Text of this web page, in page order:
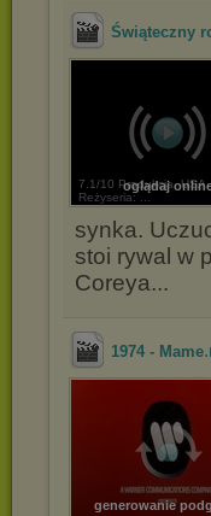
Świąteczny
oglądaj
7.1/10 Produkcja. USA
Reżyseria: ...
synka.
stoi rywal w
Coreya...
1974 - Mame
generowanie